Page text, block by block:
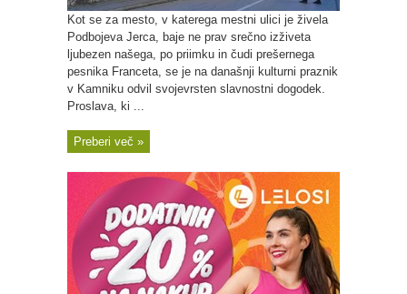
Kot se za mesto, v katerega mestni ulici je živela
Podbojeva Jerca, baje ne prav srečno izživeta
ljubezen našega, po priimku in čudi prešernega
pesnika Franceta, se je na današnji kulturni praznik
v Kamniku odvil svojevrsten slavnostni dogodek.
Proslava, ki ...
Preberi več »